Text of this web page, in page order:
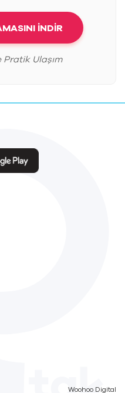
İNDİR
Pratik Ulaşım
Woohoo Digital